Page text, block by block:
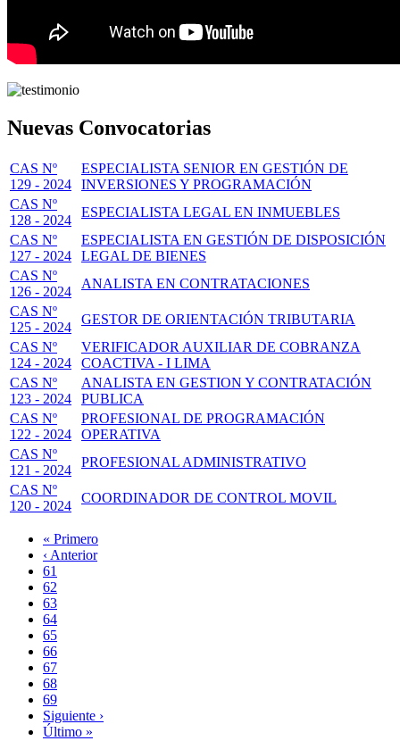
Nuevas Convocatorias
CAS Nº
129 - 2024
ESPECIALISTA SENIOR EN GESTIÓN DE
INVERSIONES Y PROGRAMACIÓN
CAS Nº
128 - 2024
ESPECIALISTA LEGAL EN INMUEBLES
CAS Nº
127 - 2024
ESPECIALISTA EN GESTIÓN DE DISPOSICIÓN
LEGAL DE BIENES
CAS Nº
126 - 2024
ANALISTA EN CONTRATACIONES
CAS Nº
125 - 2024
GESTOR DE ORIENTACIÓN TRIBUTARIA
CAS Nº
124 - 2024
VERIFICADOR AUXILIAR DE COBRANZA
COACTIVA - I LIMA
CAS Nº
123 - 2024
ANALISTA EN GESTION Y CONTRATACIÓN
PUBLICA
CAS Nº
122 - 2024
PROFESIONAL DE PROGRAMACIÓN
OPERATIVA
CAS Nº
121 - 2024
PROFESIONAL ADMINISTRATIVO
CAS Nº
120 - 2024
COORDINADOR DE CONTROL MOVIL
Paginación
Primera
página
« Primero
Página
anterior
‹ Anterior
Page
61
Page
62
Page
63
Page
64
Página
actual
65
Page
66
Page
67
Page
68
Page
69
Siguiente
página
Siguiente ›
Última
Último »